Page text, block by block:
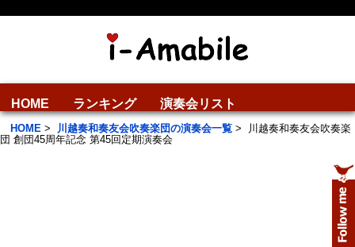
HOME ランキング 演奏会リスト
HOME > 川越奏和奏友会吹奏楽団の演奏会一覧 >
川越奏和奏友会吹奏楽
団 創団45周年記念 第45回定期演奏会